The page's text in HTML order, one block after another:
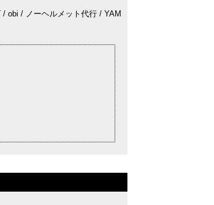
obi / ノーヘルメット代行 / YAM